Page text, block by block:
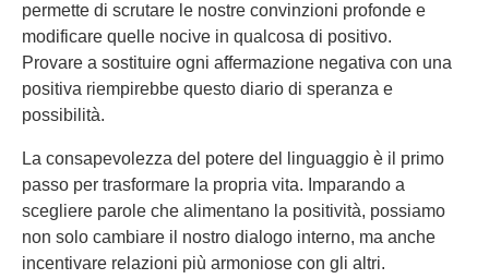
permette di scrutare le nostre convinzioni profonde e
modificare quelle nocive in qualcosa di positivo.
Provare a sostituire ogni affermazione negativa con una
positiva riempirebbe questo diario di speranza e
possibilità.
La consapevolezza del potere del linguaggio è il primo
passo per trasformare la propria vita. Imparando a
scegliere parole che alimentano la positività, possiamo
non solo cambiare il nostro dialogo interno, ma anche
incentivare relazioni più armoniose con gli altri.